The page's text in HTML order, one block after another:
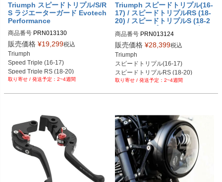
Triumph スピードトリプル/S/R
S ラジエーターガード Evotech
Performance
商品番号 PRN013130
PRN013130-01
PRN013130-02
PRN013130-03
販売価格 ¥19,299税込
Triumph
Speed Triple (16-17)
Speed Triple RS (18-20)
Speed Triple S (18-20)
2~4週間
Triumph スピードトリプル(16-
17) / スピードトリプルRS (18-
20) / スピードトリプルS (18-2
0) ナンバープレートホルダー E
votech Performance
商品番号 PRN013124
PRN013124-01
PRN013124-02
PRN013124-03
販売価格 ¥28,399税込
Triumph
スピードトリプル(16-17)
スピードトリプルRS (18-20)
スピードトリプルS (18-20)
2~4週間